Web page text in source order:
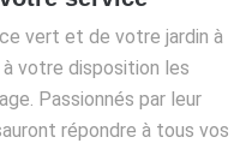
vert et de votre jardin à
votre disposition les
Passionnés par leur
répondre à tous vos